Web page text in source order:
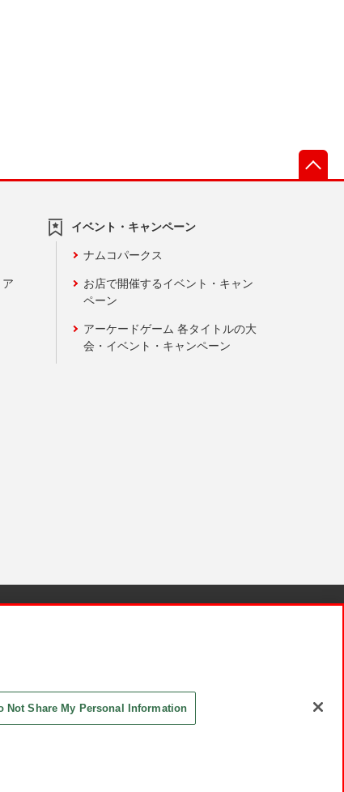
イベント・キャンペーン
ナムコパークス
お店で開催するイベント・キャン
ペーン
アーケードゲーム 各タイトルの大
会・イベント・キャンペーン
Not Share My Personal Information